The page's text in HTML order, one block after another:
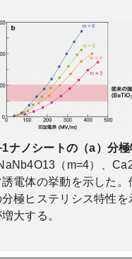
ナノシートの（a）分
（m=4）、
電体の挙動を示した
極ヒステリシス特性
大する。